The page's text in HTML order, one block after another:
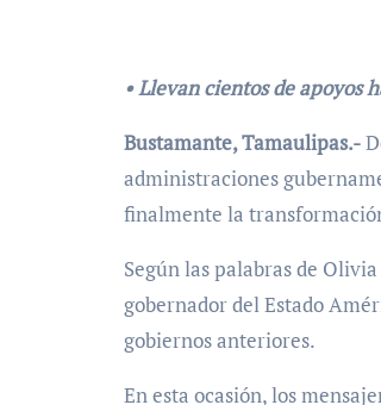
• Llevan cientos de apoyos
Bustamante, Tamaulipas.-
administraciones
finalmente la
Según las palabras de
gobernador del Estado
gobiernos anteriores.
En esta ocasión, los